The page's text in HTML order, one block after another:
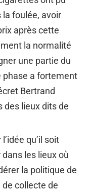
la foulée, avoir
après cette
la normalité
une partie du
phase a fortement
Bertrand
des lieux dits de
qu’il soit
les lieux où
la politique de
collecte de